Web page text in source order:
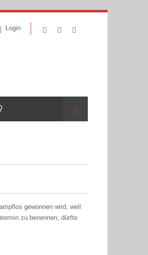
Login
Suche
gewonnen wird, weil
zu benennen, dürfte